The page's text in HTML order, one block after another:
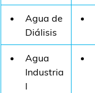
Agua de
Diálisis
Agua
Industria
l